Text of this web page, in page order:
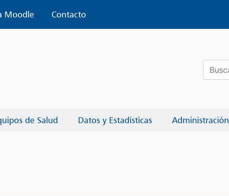
Moodle
Contacto
de Salud Datos y Estadísticas Administración
Buscar: